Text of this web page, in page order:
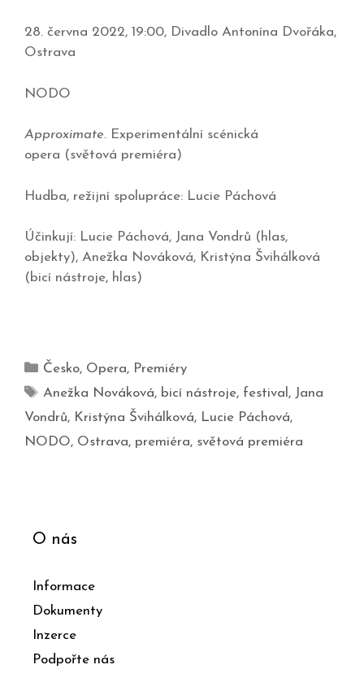
28. června 2022, 19:00, Divadlo Antonína Dvořáka,
Ostrava
NODO
Approximate. Experimentální scénická
opera (světová premiéra)
Hudba, režijní spolupráce: Lucie Páchová
Účinkují: Lucie Páchová, Jana Vondrů (hlas,
objekty), Anežka Nováková, Kristýna Švihálková
(bicí nástroje, hlas)
Česko, Opera, Premiéry
Anežka Nováková, bicí nástroje, festival , Jana
Vondrů, Kristýna Švihálková, Lucie Páchová,
NODO, Ostrava, premiéra, světová premiéra
O nás
Informace
Dokumenty
Inzerce
Podpořte nás